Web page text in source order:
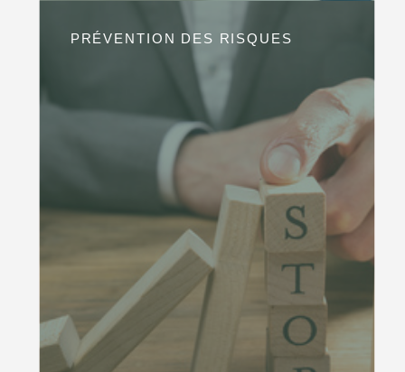
PRÉVENTION DES RISQUES